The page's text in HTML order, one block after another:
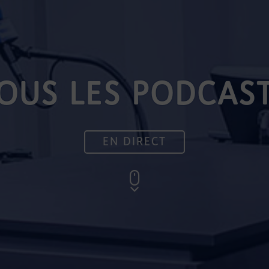
LES
EN DIRECT